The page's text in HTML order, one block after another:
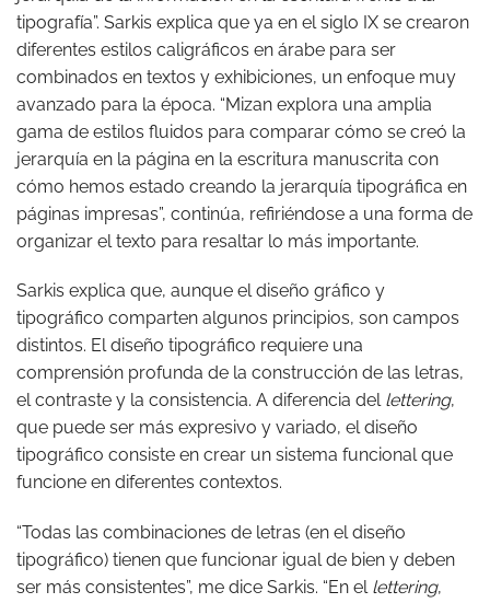
tipografía”. Sarkis explica que ya en el siglo IX se crearon
diferentes estilos caligráficos en árabe para ser
combinados en textos y exhibiciones, un enfoque muy
avanzado para la época. “Mizan explora una amplia
gama de estilos fluidos para comparar cómo se creó la
jerarquía en la página en la escritura manuscrita con
cómo hemos estado creando la jerarquía tipográfica en
páginas impresas”, continúa, refiriéndose a una forma de
organizar el texto para resaltar lo más importante.
Sarkis explica que, aunque el diseño gráfico y
tipográfico comparten algunos principios, son campos
distintos. El diseño tipográfico requiere una
comprensión profunda de la construcción de las letras,
el contraste y la consistencia. A diferencia del lettering,
que puede ser más expresivo y variado, el diseño
tipográfico consiste en crear un sistema funcional que
funcione en diferentes contextos.
“Todas las combinaciones de letras (en el diseño
tipográfico) tienen que funcionar igual de bien y deben
ser más consistentes”, me dice Sarkis. “En el lettering,